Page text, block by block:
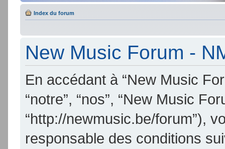
Index du forum
New Music Forum -
En accédant à “New Music
“notre”, “nos”, “New Music
“http://newmusic.be/forum”),
responsable des conditions